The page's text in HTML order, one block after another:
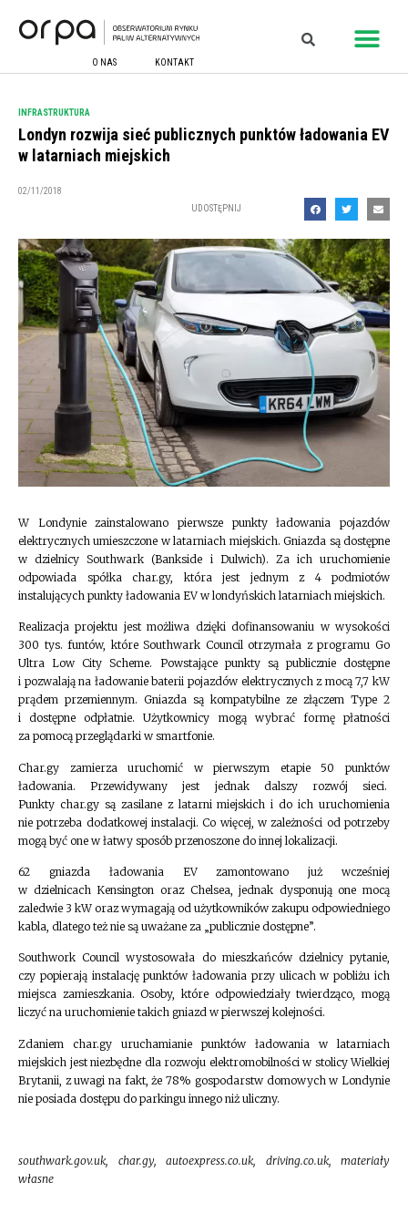
O NAS KONTAKT
INFRASTRUKTURA
Londyn rozwija sieć publicznych punktów ładowania EV
w latarniach miejskich
02/11/2018
UDOSTĘPNIJ
W Londynie zainstalowano pierwsze punkty ładowania pojazdów
elektrycznych umieszczone w latarniach miejskich. Gniazda są dostępne
w dzielnicy Southwark (Bankside i Dulwich). Za ich uruchomienie
odpowiada spółka char.gy, która jest jednym z 4 podmiotów
instalujących punkty ładowania EV w londyńskich latarniach miejskich.
Realizacja projektu jest możliwa dzięki dofinansowaniu w wysokości
300 tys. funtów, które Southwark Council otrzymała z programu Go
Ultra Low City Scheme. Powstające punkty są publicznie dostępne
i pozwalają na ładowanie baterii pojazdów elektrycznych z mocą 7,7 kW
prądem przemiennym. Gniazda są kompatybilne ze złączem Type 2
i dostępne odpłatnie. Użytkownicy mogą wybrać formę płatności
za pomocą przeglądarki w smartfonie.
Char.gy zamierza uruchomić w pierwszym etapie 50 punktów
ładowania. Przewidywany jest jednak dalszy rozwój sieci.
Punkty char.gy są zasilane z latarni miejskich i do ich uruchomienia
nie potrzeba dodatkowej instalacji. Co więcej, w zależności od potrzeby
mogą być one w łatwy sposób przenoszone do innej lokalizacji.
62 gniazda ładowania EV zamontowano już wcześniej
w dzielnicach Kensington oraz Chelsea, jednak dysponują one mocą
zaledwie 3 kW oraz wymagają od użytkowników zakupu odpowiedniego
kabla, dlatego też nie są uważane za „publicznie dostępne”.
Southwork Council wystosowała do mieszkańców dzielnicy pytanie,
czy popierają instalację punktów ładowania przy ulicach w pobliżu ich
miejsca zamieszkania. Osoby, które odpowiedziały twierdząco, mogą
liczyć na uruchomienie takich gniazd w pierwszej kolejności.
Zdaniem char.gy uruchamianie punktów ładowania w latarniach
miejskich jest niezbędne dla rozwoju elektromobilności w stolicy Wielkiej
Brytanii, z uwagi na fakt, że 78% gospodarstw domowych w Londynie
nie posiada dostępu do parkingu innego niż uliczny.
southwark.gov.uk, char.gy, autoexpress.co.uk, driving.co.uk, materiały
własne